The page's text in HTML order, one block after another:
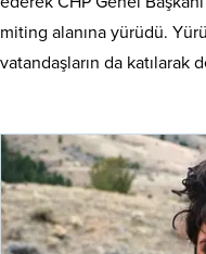
miting alanına yürüdü.
vatandaşların da katılarak